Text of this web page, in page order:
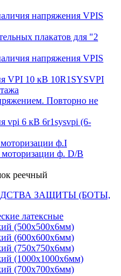
напряжения VPIS
плакатов для "2
напряжения VPIS
VPI 10 кВ 10R1SYSVPI
Повторно не
vpi 6 кВ 6r1sysvpi (6-
ф.I
ф. D/B
ЗАЩИТЫ (БОТЫ,
латексные
(500х500х6мм)
(600х600х6мм)
(750х750х6мм)
(1000х1000х6мм)
(700х700х6мм)